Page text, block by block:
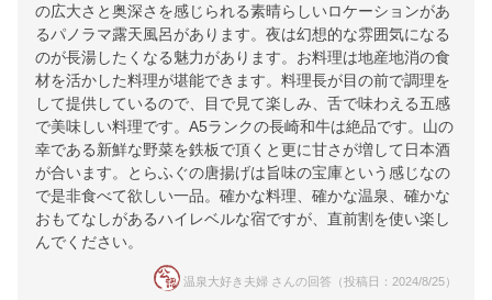
の広大さと奥深さを感じられる素晴らしいロケーションがあ
るパノラマ露天風呂があります。夜は幻想的な雰囲気になる
のが長湯したくなる魅力があります。お料理は地産地消の食
材を活かした料理が堪能できます。料理長が目の前で調理を
して提供しているので、目で見て楽しみ、舌で味わえる五感
で美味しい料理です。A5ランクの長崎和牛は絶品です。山の
幸である新鮮な野菜を鉄板で頂くと更に甘さが増して日本酒
が合います。とらふぐの唐揚げは旨味の宝庫という感じなの
で是非食べて欲しい一品。確かな料理、確かな温泉、確かな
おもてなしがあるハイレベルな宿ですが、直前割を使い楽し
んでください。
温泉大好き夫婦 さんの回答（投稿日：2024/8/25）